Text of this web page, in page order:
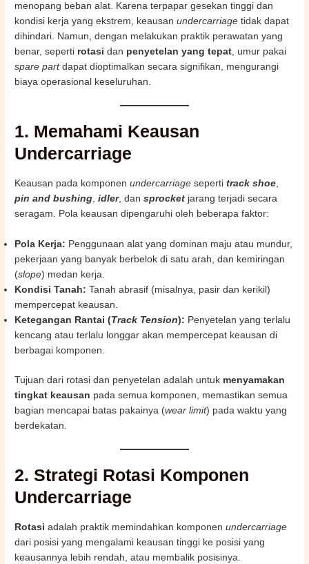
menopang beban alat. Karena terpapar gesekan tinggi dan
kondisi kerja yang ekstrem, keausanundercarriage tidak dapat
dihindari. Namun, dengan melakukan praktik perawatan yang
benar, seperti rotasi dan penyetelan yang tepat, umur pakai
spare partdapat dioptimalkan secara signifikan, mengurangi
biaya operasional keseluruhan.
1. Memahami Keausan
Undercarriage
Keausan pada komponenundercarriage sepertitrack shoe,
pin and bushing,idler, dansprocket jarang terjadi secara
seragam. Pola keausan dipengaruhi oleh beberapa faktor:
Pola Kerja: Penggunaan alat yang dominan maju atau mundur,
pekerjaan yang banyak berbelok di satu arah, dan kemiringan
(slope) medan kerja.
Kondisi Tanah: Tanah abrasif (misalnya, pasir dan kerikil)
mempercepat keausan.
Ketegangan Rantai (Track Tension): Penyetelan yang terlalu
kencang atau terlalu longgar akan mempercepat keausan di
berbagai komponen.
Tujuan dari rotasi dan penyetelan adalah untuk menyamakan
tingkat keausan pada semua komponen, memastikan semua
bagian mencapai batas pakainya (wear limit) pada waktu yang
berdekatan.
2. Strategi Rotasi Komponen
Undercarriage
Rotasi adalah praktik memindahkan komponenundercarriage
dari posisi yang mengalami keausan tinggi ke posisi yang
keausannya lebih rendah, atau membalik posisinya.